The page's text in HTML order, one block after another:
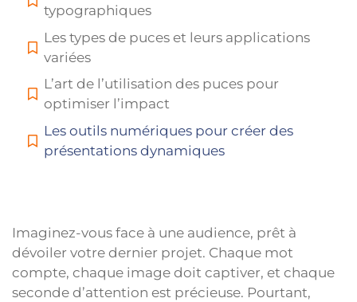
typographiques
Les types de puces et leurs applications
variées
L’art de l’utilisation des puces pour
optimiser l’impact
Les outils numériques pour créer des
présentations dynamiques
Imaginez-vous face à une audience, prêt à
dévoiler votre dernier projet. Chaque mot
compte, chaque image doit captiver, et chaque
seconde d’attention est précieuse. Pourtant,